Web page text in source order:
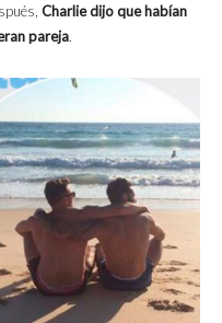
Charlie dijo que habían
pareja.